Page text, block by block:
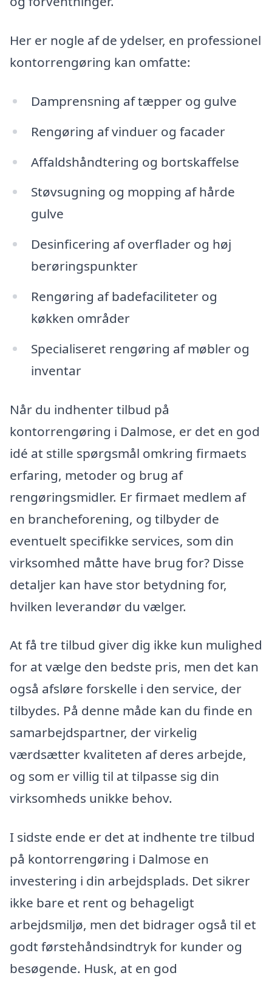
Her er nogle af de ydelser, en professionel
kontorrengøring kan omfatte:
Damprensning af tæpper og gulve
Rengøring af vinduer og facader
Affaldshåndtering og bortskaffelse
Støvsugning og mopping af hårde
gulve
Desinficering af overflader og høj
berøringspunkter
Rengøring af badefaciliteter og
køkken områder
Specialiseret rengøring af møbler og
inventar
Når du indhenter tilbud på
kontorrengøring i Dalmose, er det en god
idé at stille spørgsmål omkring firmaets
erfaring, metoder og brug af
rengøringsmidler. Er firmaet medlem af
en brancheforening, og tilbyder de
eventuelt specifikke services, som din
virksomhed måtte have brug for? Disse
detaljer kan have stor betydning for,
hvilken leverandør du vælger.
At få tre tilbud giver dig ikke kun mulighed
for at vælge den bedste pris, men det kan
også afsløre forskelle i den service, der
tilbydes. På denne måde kan du finde en
samarbejdspartner, der virkelig
værdsætter kvaliteten af deres arbejde,
og som er villig til at tilpasse sig din
virksomheds unikke behov.
I sidste ende er det at indhente tre tilbud
på kontorrengøring i Dalmose en
investering i din arbejdsplads. Det sikrer
ikke bare et rent og behageligt
arbejdsmiljø, men det bidrager også til et
godt førstehåndsindtryk for kunder og
besøgende. Husk, at en god